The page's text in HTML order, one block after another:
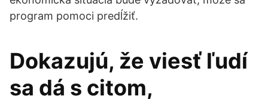
program pomoci predĺžiť.
Dokazujú, že viesť ľudí
sa dá s citom,